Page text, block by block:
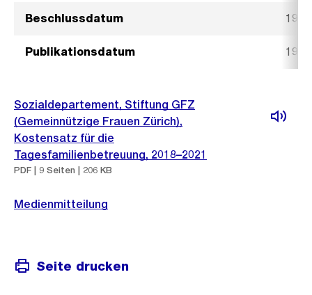
Beschlussdatum 19.
Publikationsdatum 19.
Sozialdepartement, Stiftung GFZ
(Gemeinnützige Frauen Zürich),
Kostensatz für die
Tagesfamilienbetreuung, 2018–2021
PDF | 9 Seiten | 206 KB
Medienmitteilung
Seite drucken